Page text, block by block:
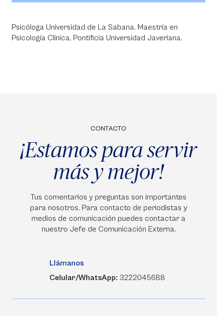
Psicóloga Universidad de La Sabana. Maestría en
Psicología Clínica, Pontificia Universidad Javeriana.
CONTACTO
¡Estamos para servir
más y mejor!
Tus comentarios y preguntas son importantes
para nosotros. Para contacto de periodistas y
medios de comunicación puedes contactar a
nuestro Jefe de Comunicación Externa.
Llámanos
Celular/WhatsApp: 3222045688